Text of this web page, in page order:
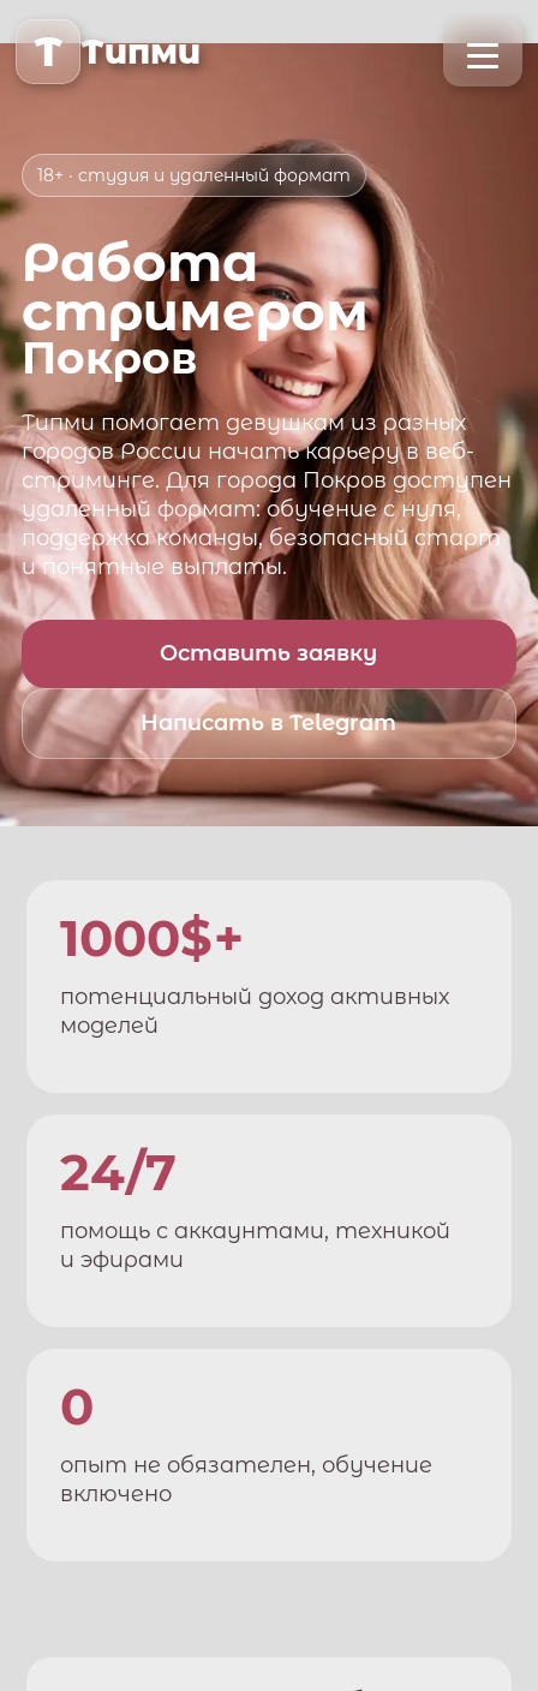
T Типми
18+ · студия и удаленный формат
Работа
стримером
Покров
Типмипомогает девушкам из разных
городов России начать карьеру в веб-
стриминге. Для города Покров доступен
удаленный формат: обучение с нуля,
поддержка команды, безопасный старт
и понятные выплаты.
Оставить заявку
Написать в Telegram
1000$+
потенциальный доход активных
моделей
24/7
помощь с аккаунтами, техникой
и эфирами
0
опыт не обязателен, обучение
включено